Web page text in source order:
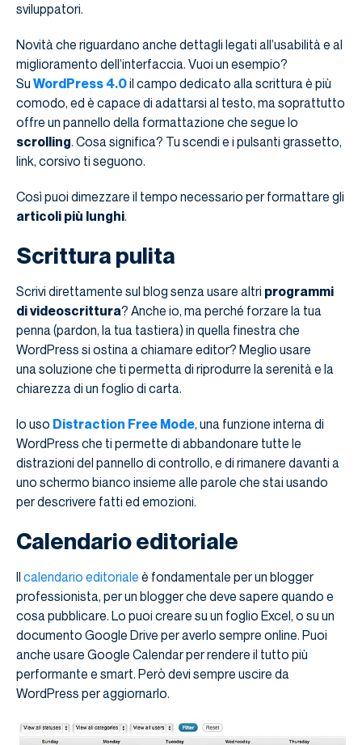
sviluppatori.
Novità che riguardano anche dettagli legati all’usabilità e al
miglioramento dell’interfaccia. Vuoi un esempio?
Su WordPress 4.0il campo dedicato alla scrittura è più
comodo, ed è capace di adattarsi al testo, ma soprattutto
offre un pannello della formattazione che segue lo
scrolling. Cosa significa? Tu scendi e i pulsanti grassetto,
link, corsivo ti seguono.
Così puoi dimezzare il tempo necessario per formattare gli
articoli più lunghi.
Scrittura pulita
Scrivi direttamente sul blog senza usare altri programmi
di videoscrittura? Anche io, ma perché forzare la tua
penna (pardon, la tua tastiera) in quella finestra che
WordPress si ostina a chiamare editor? Meglio usare
una soluzione che ti permetta di riprodurre la serenità e la
chiarezza di un foglio di carta.
Io uso Distraction Free Mode, una funzione interna di
WordPress che ti permette di abbandonare tutte le
distrazioni del pannello di controllo, e di rimanere davanti a
uno schermo bianco insieme alle parole che stai usando
per descrivere fatti ed emozioni.
Calendario editoriale
Il calendario editoriale è fondamentale per un blogger
professionista, per un blogger che deve sapere quando e
cosa pubblicare. Lo puoi creare su un foglio Excel, o su un
documento Google Drive per averlo sempre online. Puoi
anche usare Google Calendar per rendere il tutto più
performante e smart. Però devi sempre uscire da
WordPress per aggiornarlo.